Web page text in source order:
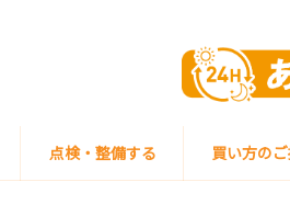
点検・整備する 買い方の